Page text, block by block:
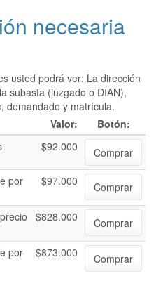
necesaria
usted podrá ver: La dirección
subasta (juzgado o DIAN),
demandado y matrícula.
Valor:
Botón:
$92.000
Comprar
por
$97.000 Comprar
$828.000 Comprar
por
$873.000 Comprar